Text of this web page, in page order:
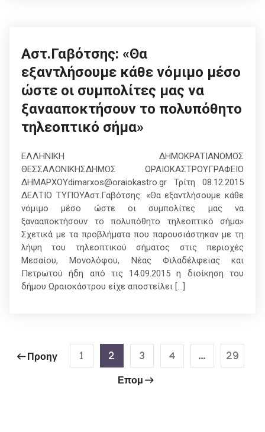
Αστ.Γαβότσης: «Θα
εξαντλήσουμε κάθε νόμιμο μέσο
ώστε οι συμπολίτες μας να
ξανααποκτήσουν το πολυπόθητο
τηλεοπτικό σήμα»
ΕΛΛΗΝΙΚΗ ΔΗΜΟΚΡΑΤΙΑΝΟΜΟΣ
ΘΕΣΣΑΛΟΝΙΚΗΣΔΗΜΟΣ ΩΡΑΙΟΚΑΣΤΡΟΥΓΡΑΦΕΙΟ
ΔΗΜΑΡΧΟΥdimarxos@oraiokastro.gr Τρίτη 08.12.2015
ΔΕΛΤΙΟ ΤΥΠΟΥΑστ.Γαβότσης: «Θα εξαντλήσουμε κάθε
νόμιμο μέσο ώστε οι συμπολίτες μας να
ξανααποκτήσουν το πολυπόθητο τηλεοπτικό σήμα»
Σχετικά με τα προβλήματα που παρουσιάστηκαν με τη
λήψη του τηλεοπτικού σήματος στις περιοχές
Μεσαίου, Μονολόφου, Νέας Φιλαδέλφειας και
Πετρωτού ήδη από τις 14.09.2015 η διοίκηση του
δήμου Ωραιοκάστρου είχε αποστείλει […]
Προηγ 1 2 3 4 … 29
Επομ